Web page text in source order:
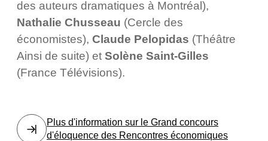
des auteurs dramatiques à Montréal),
Nathalie Chusseau (Cercle des
économistes), Claude Pelopidas (Théâtre
Ainsi de suite) et Solène Saint-Gilles
(France Télévisions).
Plus d'information sur le Grand concours
d'éloquence des Rencontres économiques